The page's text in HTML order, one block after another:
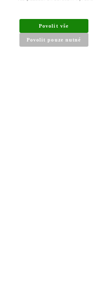
Povolit vše
Povolit pouze nutné